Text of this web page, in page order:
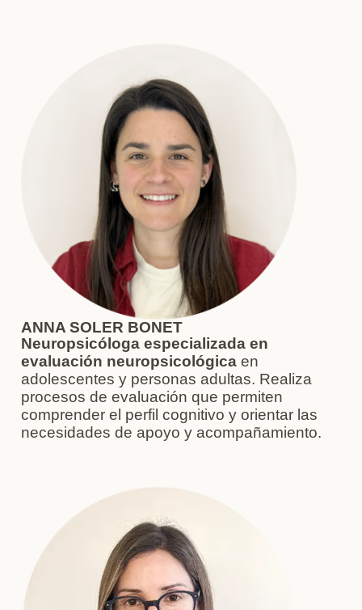
ANNA SOLER BONET
Neuropsicóloga especializada en
evaluación neuropsicológica en
adolescentes y personas adultas. Realiza
procesos de evaluación que permiten
comprender el perfil cognitivo y orientar las
necesidades de apoyo y acompañamiento.